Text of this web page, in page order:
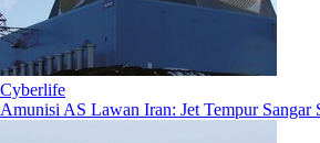
Cyberlife
Amunisi AS Lawan Iran: Jet Tempur Sangar